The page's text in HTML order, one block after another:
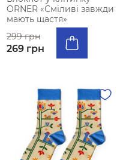
ORNER «Сміливі завжди
мають щастя»
299 грн
269 грн